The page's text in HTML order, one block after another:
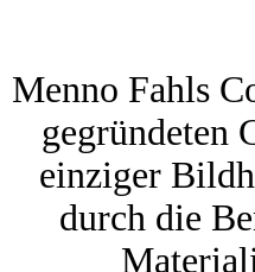
Menno Fahls
gegründeten
einziger
durch die